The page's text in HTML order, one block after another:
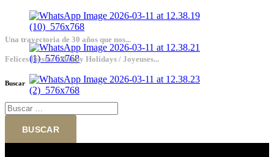
Una trayectoria de 30 años que nos...
Felices Fiestas / Happy Holidays / Joyeuses...
Buscar
Buscar: